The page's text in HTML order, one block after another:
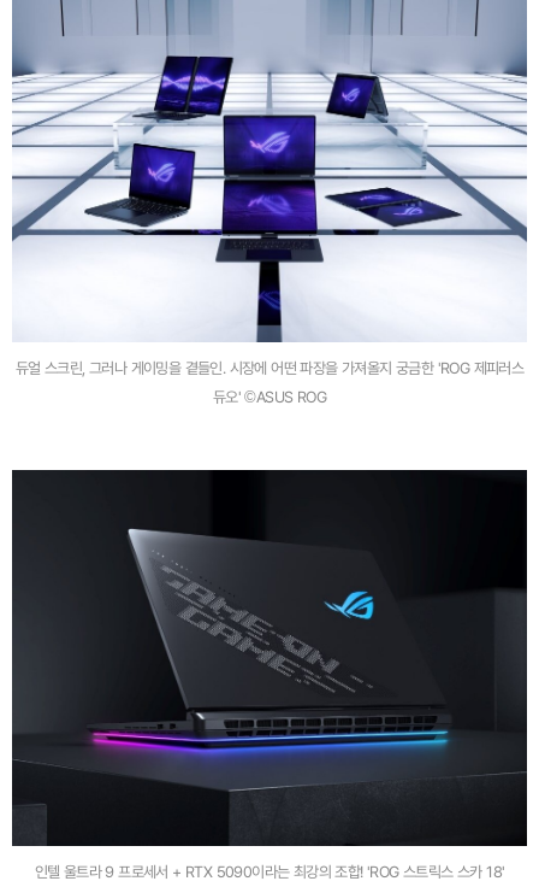
듀얼 스크린, 그러나 게이밍을 곁들인. 시장에 어떤 파장을 가져올지 궁금한 'ROG 제피러스
듀오' ©ASUS ROG
인텔 울트라 9 프로세서 + RTX 5090이라는 최강의 조합! 'ROG 스트릭스 스카 18'